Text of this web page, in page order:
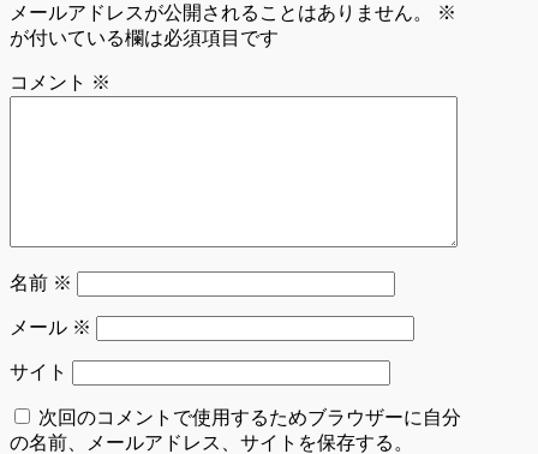
メールアドレスが公開されることはありません。
※
が付いている欄は必須項目です
コメント ※
名前 ※
メール ※
サイト
次回のコメントで使用するためブラウザーに自分
の名前、メールアドレス、サイトを保存する。